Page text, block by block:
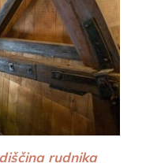
rudnika